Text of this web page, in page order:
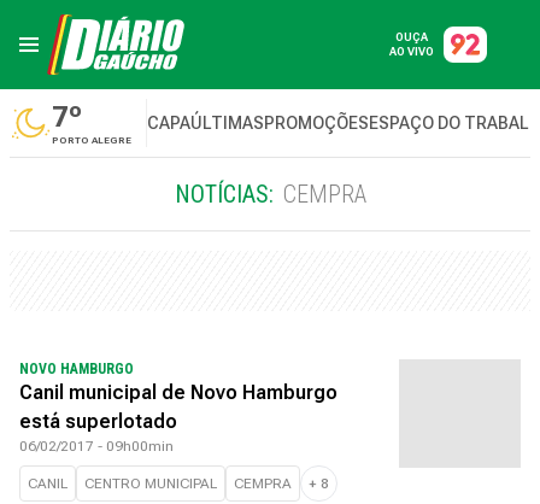
OUÇA
AO VIVO
7º
PORTO ALEGRE
CAPAÚLTIMASPROMOÇÕESESPAÇO DO
NOTÍCIAS: CEMPRA
NOVO HAMBURGO
Canil municipal de Novo Hamburgo
está superlotado
06/02/2017 - 09h00min
CANIL CENTRO MUNICIPAL CEMPRA + 8